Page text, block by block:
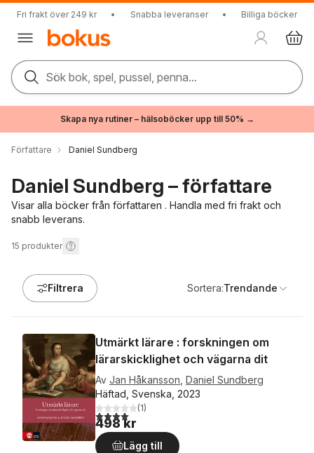
Fri frakt över 249 kr • Snabba leveranser • Billiga böcker
Sök bok, spel, pussel, penna...
Skapa nya rutiner – hälsoböcker upp till 50% →
Författare Daniel Sundberg
Daniel Sundberg – författare
Visar alla böcker från författaren . Handla med fri frakt och
snabb leverans.
15 produkter
Filtrera Sortera:Trendande
Utmärkt lärare : forskningen om
lärarskicklighet och vägarna dit
Av Jan Håkansson Daniel Sundberg
Häftad, Svenska, 2023
4,0utav 5 stjärnor. Totalt antal röster:
(1)
498 kr
Lägg till